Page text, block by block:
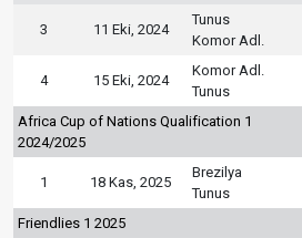
3 11 Eki, 2024
Tunus
Komor Adl.
4 15 Eki, 2024
Komor Adl.
Tunus
Africa Cup of Nations Qualification 1
2024/2025
1 18 Kas, 2025
Brezilya
Tunus
Friendlies 1 2025